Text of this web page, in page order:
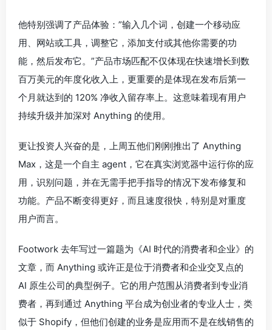
他特别强调了产品体验：”输入几个词，创建一个移动应
用、网站或工具，调整它，添加支付或其他你需要的功
能，然后发布它。”产品市场匹配不仅体现在快速增长到数
百万美元的年度化收入上，更重要的是体现在发布后第一
个月就达到的 120% 净收入留存率上。这意味着现有用户
持续升级并加深对 Anything 的使用。
更让投资人兴奋的是，上周五他们刚刚推出了 Anything
Max，这是一个自主 agent，它在真实浏览器中运行你的应
用，识别问题，并在无需手把手指导的情况下发布修复和
功能。产品不断变得更好，而且速度很快，特别是对重度
用户而言。
Footwork 去年写过一篇题为《AI 时代的消费者和企业》的
文章，而 Anything 或许正是位于消费者和企业交叉点的
AI 原生公司的典型例子。它的用户范围从消费者到专业消
费者，再到通过 Anything 平台成为创业者的专业人士，类
似于 Shopify，但他们创建的业务是应用而不是在线销售的